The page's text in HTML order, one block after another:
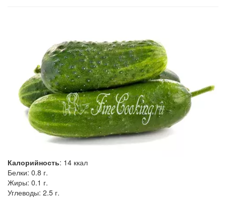
Калорийность: 14 ккал
Белки: 0.8 г.
Жиры: 0.1 г.
Углеводы: 2.5 г.